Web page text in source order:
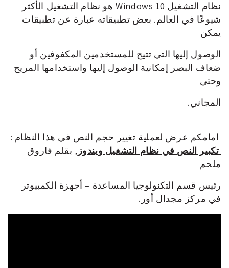
نظام التشغيل Windows 10 هو نظام التشغيل الأكثر
شيوعًا في العالم. بعض تطبيقاته عبارة عن تطبيقات
يمكن
الوصول إليها التي تتيح للمستخدمين المكفوفين أو
ضعاف البصر إمكانية الوصول إليها واستخدامها المريح
وحتى
المجاني.
امامكم عرض لعملية تغيير حجم النص في هذا النظام :
تكبير النص في نظام التشغيل ويندوز , بقلم فاروق
ملحم
رئيس قسم التكنولوجيا المساعدة – أجهزة الكمبيوتر
في مركز مجدال أور.